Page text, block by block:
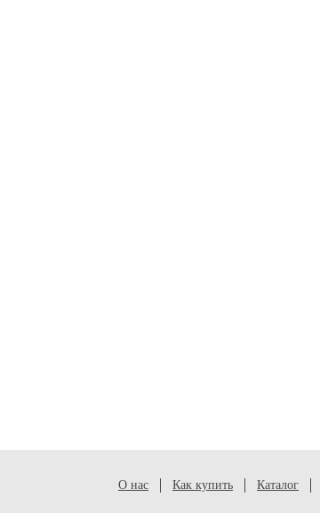
О нас Как купить Каталог